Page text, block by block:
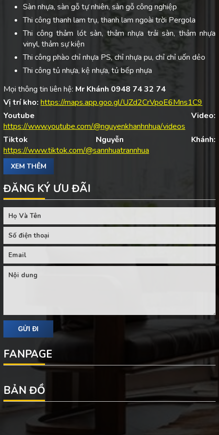
Sàn nhựa, sàn gỗ tự nhiên, sàn gỗ công nghiệp
Thi công thanh lam trụ, thanh lam ngoài trời Pergola
Thi công thảm lót sàn, thảm nhựa trải sàn, thảm nhựa
vinyl, thảm sự kiện
Thi công phào chỉ nhựa PS, chỉ nhựa pu, chỉ chỉ uốn dẻo
Thi công tủ nhựa, kệ nhựa, tủ bếp nhựa
Mọi thông tin liên hệ: Mr Khánh 0948 74 32 74
Vị trí kho: https://maps.app.goo.gl/UZd2CrVpoE6Mns1C9
Youtube Video:
https://www.youtube.com/@nguyenkhanhnhua/videos
Tiktok Nguyễn Khánh:
https://www.tiktok.com/@sannhuatrannhua
XEM THÊM
ĐĂNG KÝ ƯU ĐÃI
FANPAGE
BẢN ĐỒ